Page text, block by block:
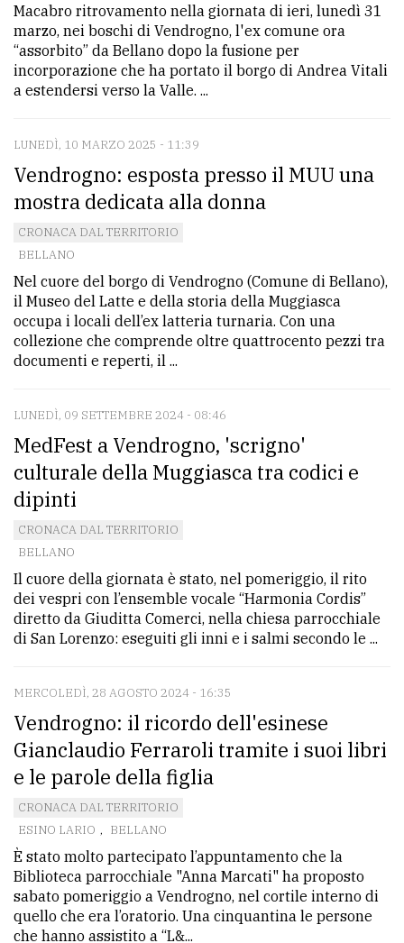
Macabro ritrovamento nella giornata di ieri, lunedì 31
marzo, nei boschi di Vendrogno, l'ex comune ora
“assorbito” da Bellano dopo la fusione per
incorporazione che ha portato il borgo di Andrea Vitali
a estendersi verso la Valle. ...
LUNEDÌ, 10 MARZO 2025 - 11:39
Vendrogno: esposta presso il MUU una
mostra dedicata alla donna
CRONACA DAL TERRITORIO
BELLANO
Nel cuore del borgo di Vendrogno (Comune di Bellano),
il Museo del Latte e della storia della Muggiasca
occupa i locali dell’ex latteria turnaria. Con una
collezione che comprende oltre quattrocento pezzi tra
documenti e reperti, il ...
LUNEDÌ, 09 SETTEMBRE 2024 - 08:46
MedFest a Vendrogno, 'scrigno'
culturale della Muggiasca tra codici e
dipinti
CRONACA DAL TERRITORIO
BELLANO
Il cuore della giornata è stato, nel pomeriggio, il rito
dei vespri con l’ensemble vocale “Harmonia Cordis”
diretto da Giuditta Comerci, nella chiesa parrocchiale
di San Lorenzo: eseguiti gli inni e i salmi secondo le ...
MERCOLEDÌ, 28 AGOSTO 2024 - 16:35
Vendrogno: il ricordo dell'esinese
Gianclaudio Ferraroli tramite i suoi libri
e le parole della figlia
CRONACA DAL TERRITORIO
ESINO LARIO , BELLANO
È stato molto partecipato l’appuntamento che la
Biblioteca parrocchiale "Anna Marcati" ha proposto
sabato pomeriggio a Vendrogno, nel cortile interno di
quello che era l’oratorio. Una cinquantina le persone
che hanno assistito a “L&...